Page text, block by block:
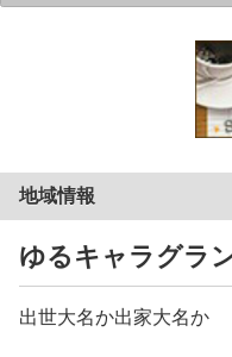
地域情報
ゆるキャラグラ
出世大名か出家大名か